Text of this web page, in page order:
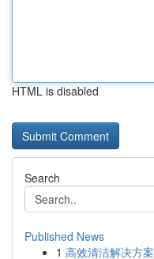
HTML is disabled
Search
Published News
1 高效清洁解决方案